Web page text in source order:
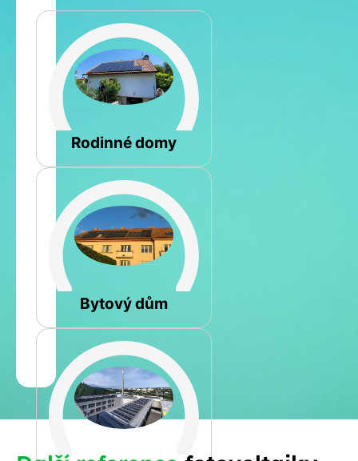
Rodinné domy
Bytový dům
Šikmá
Jiná
Spočítat
kalkulaci
Jméno
a
příjmení